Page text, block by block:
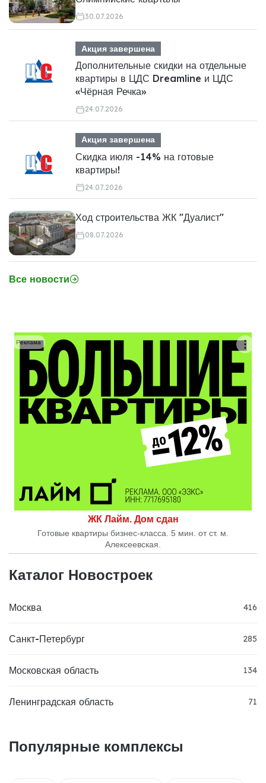
30.07.2026
Акция завершена
Дополнительные скидки на отдельные
квартиры в ЦДС Dreamline и ЦДС
«Чёрная Речка»
24.07.2026
Акция завершена
Скидка июля -14% на готовые
квартиры!
24.07.2026
Ход строительства ЖК "Дуалист"
08.07.2026
Все новости
ЖК Лайм. Дом сдан
Готовые квартиры бизнес-класса. 5 мин. от ст. м.
Алексеевская.
Реклама
Каталог Новостроек
Москва 416
Санкт-Петербург 285
Московская область 134
Ленинградская область 71
Популярные комплексы